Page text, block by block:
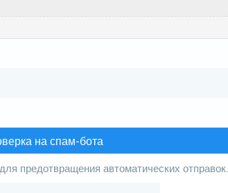
на спам-бота
предотвращения автоматических отправок.